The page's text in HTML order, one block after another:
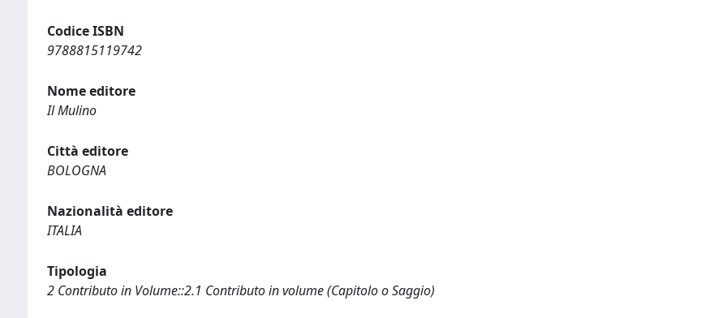
Codice ISBN
9788815119742
Nome editore
Il Mulino
Città editore
BOLOGNA
Nazionalità editore
ITALIA
Tipologia
2 Contributo in Volume::2.1 Contributo in volume (Capitolo o Saggio)